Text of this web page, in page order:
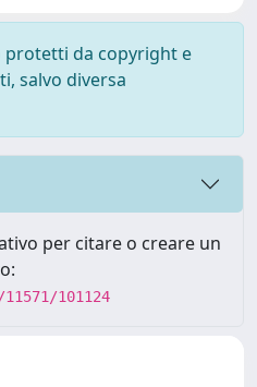
protetti da copyright e
salvo diversa
per citare o creare un
101124